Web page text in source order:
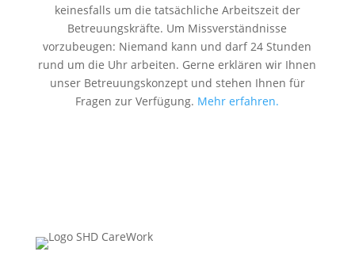
keinesfalls um die tatsächliche Arbeitszeit der
Betreuungskräfte. Um Missverständnisse
vorzubeugen: Niemand kann und darf 24 Stunden
rund um die Uhr arbeiten. Gerne erklären wir Ihnen
unser Betreuungskonzept und stehen Ihnen für
Fragen zur Verfügung. Mehr erfahren.